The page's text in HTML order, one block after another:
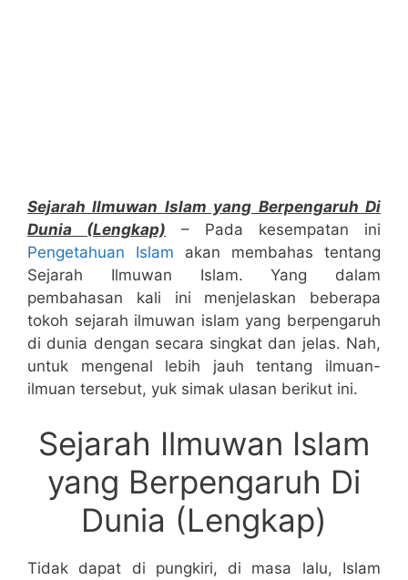
Sejarah Ilmuwan Islam yang Berpengaruh Di
Dunia (Lengkap) – Pada kesempatan ini
Pengetahuan Islam akan membahas tentang
Sejarah Ilmuwan Islam. Yang dalam
pembahasan kali ini menjelaskan beberapa
tokoh sejarah ilmuwan islam yang berpengaruh
di dunia dengan secara singkat dan jelas. Nah,
untuk mengenal lebih jauh tentang ilmuan-
ilmuan tersebut, yuk simak ulasan berikut ini.
Sejarah Ilmuwan Islam
yang Berpengaruh Di
Dunia (Lengkap)
Tidak dapat di pungkiri, di masa lalu, Islam